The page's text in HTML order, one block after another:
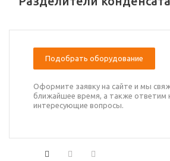
Подобрать оборудование
Оформите заявку на сайте и мы
ближайшее время, а также ответим
интересующие вопросы.